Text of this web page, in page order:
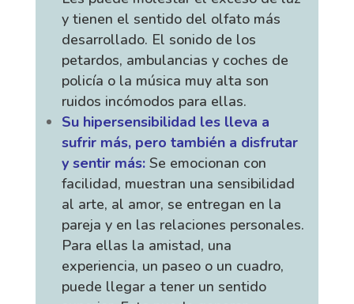
y tienen el sentido del olfato más
desarrollado. El sonido de los
petardos, ambulancias y coches de
policía o la música muy alta son
ruidos incómodos para ellas.
Su hipersensibilidad les lleva a
sufrir más, pero también a disfrutar
y sentir más: Se emocionan con
facilidad, muestran una sensibilidad
al arte, al amor, se entregan en la
pareja y en las relaciones personales.
Para ellas la amistad, una
experiencia, un paseo o un cuadro,
puede llegar a tener un sentido